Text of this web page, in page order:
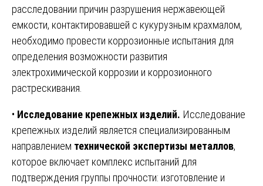
расследовании причин разрушения нержавеющей
емкости, контактировавшей с кукурузным крахмалом,
необходимо провести коррозионные испытания для
определения возможности развития
электрохимической коррозии и коррозионного
растрескивания.
• Исследование крепежных изделий. Исследование
крепежных изделий является специализированным
направлением технической экспертизы металлов,
которое включает комплекс испытаний для
подтверждения группы прочности: изготовление и